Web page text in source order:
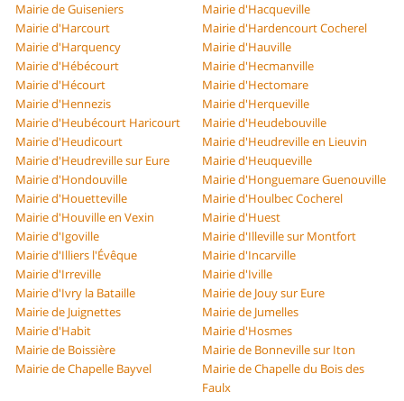
Mairie de Guiseniers
Mairie d'Hacqueville
Mairie d'Harcourt
Mairie d'Hardencourt Cocherel
Mairie d'Harquency
Mairie d'Hauville
Mairie d'Hébécourt
Mairie d'Hecmanville
Mairie d'Hécourt
Mairie d'Hectomare
Mairie d'Hennezis
Mairie d'Herqueville
Mairie d'Heubécourt Haricourt
Mairie d'Heudebouville
Mairie d'Heudicourt
Mairie d'Heudreville en Lieuvin
Mairie d'Heudreville sur Eure
Mairie d'Heuqueville
Mairie d'Hondouville
Mairie d'Honguemare Guenouville
Mairie d'Houetteville
Mairie d'Houlbec Cocherel
Mairie d'Houville en Vexin
Mairie d'Huest
Mairie d'Igoville
Mairie d'Illeville sur Montfort
Mairie d'Illiers l'Évêque
Mairie d'Incarville
Mairie d'Irreville
Mairie d'Iville
Mairie d'Ivry la Bataille
Mairie de Jouy sur Eure
Mairie de Juignettes
Mairie de Jumelles
Mairie d'Habit
Mairie d'Hosmes
Mairie de Boissière
Mairie de Bonneville sur Iton
Mairie de Chapelle Bayvel
Mairie de Chapelle du Bois des
Faulx